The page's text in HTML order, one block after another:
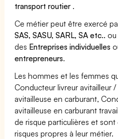
transport routier .
Ce métier peut être exercé
SAS, SASU, SARL, SA etc..
des Entreprises individuelles
entrepreneurs.
Les hommes et les femmes
Conducteur livreur avitailleur
avitailleuse en carburant,
avitailleuse en carburant
de risque particulières et
risques propres à leur métier.